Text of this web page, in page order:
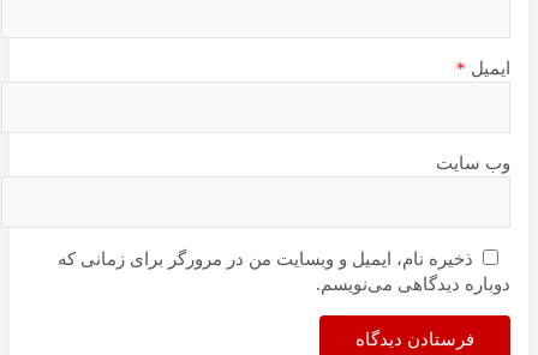
ایمیل *
وب‌ سایت
ذخیره نام، ایمیل و وبسایت من در مرورگر برای زمانی که
دوباره دیدگاهی می‌نویسم.